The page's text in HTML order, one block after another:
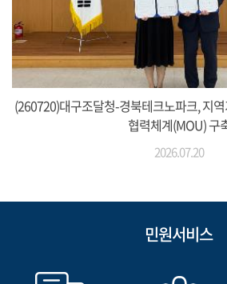
(260720)대구조달청-경북테크노파크, 지
협력체계(MOU) 구
2026.07.20
민원서비스